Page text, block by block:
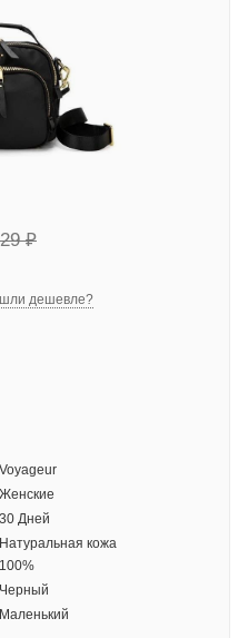
₽
дешевле?
Voyageur
Женские
30 Дней
Натуральная кожа
100%
Черный
Маленький